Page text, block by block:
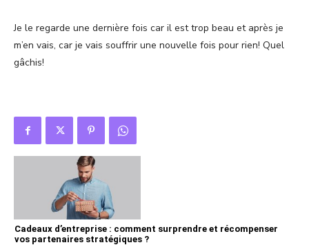
Je le regarde une dernière fois car il est trop beau et après je
m’en vais, car je vais souffrir une nouvelle fois pour rien! Quel
gâchis!
Cadeaux d’entreprise : comment surprendre et récompenser
vos partenaires stratégiques ?